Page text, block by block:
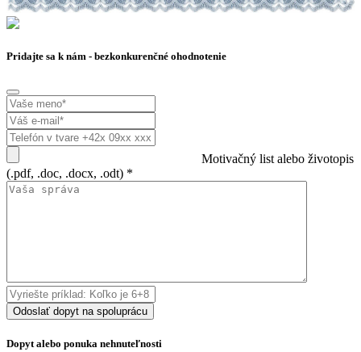
Pridajte sa k nám - bezkonkurenčné ohodnotenie
Motivačný list alebo životopis
(.pdf, .doc, .docx, .odt) *
Odoslať dopyt na spoluprácu
Dopyt alebo ponuka nehnuteľnosti